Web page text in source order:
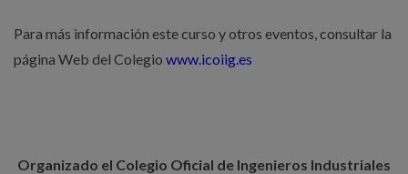
Para más información este curso y otros eventos, consultar la
página Web del Colegio www.icoiig.es
Organizado el Colegio Oficial de Ingenieros Industriales